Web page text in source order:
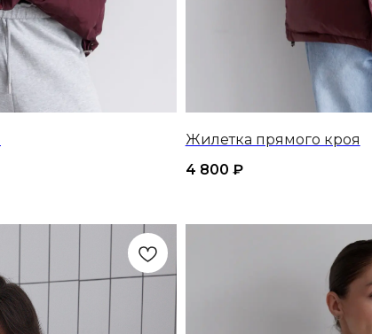
Жилетка прямого кроя
4 800 ₽